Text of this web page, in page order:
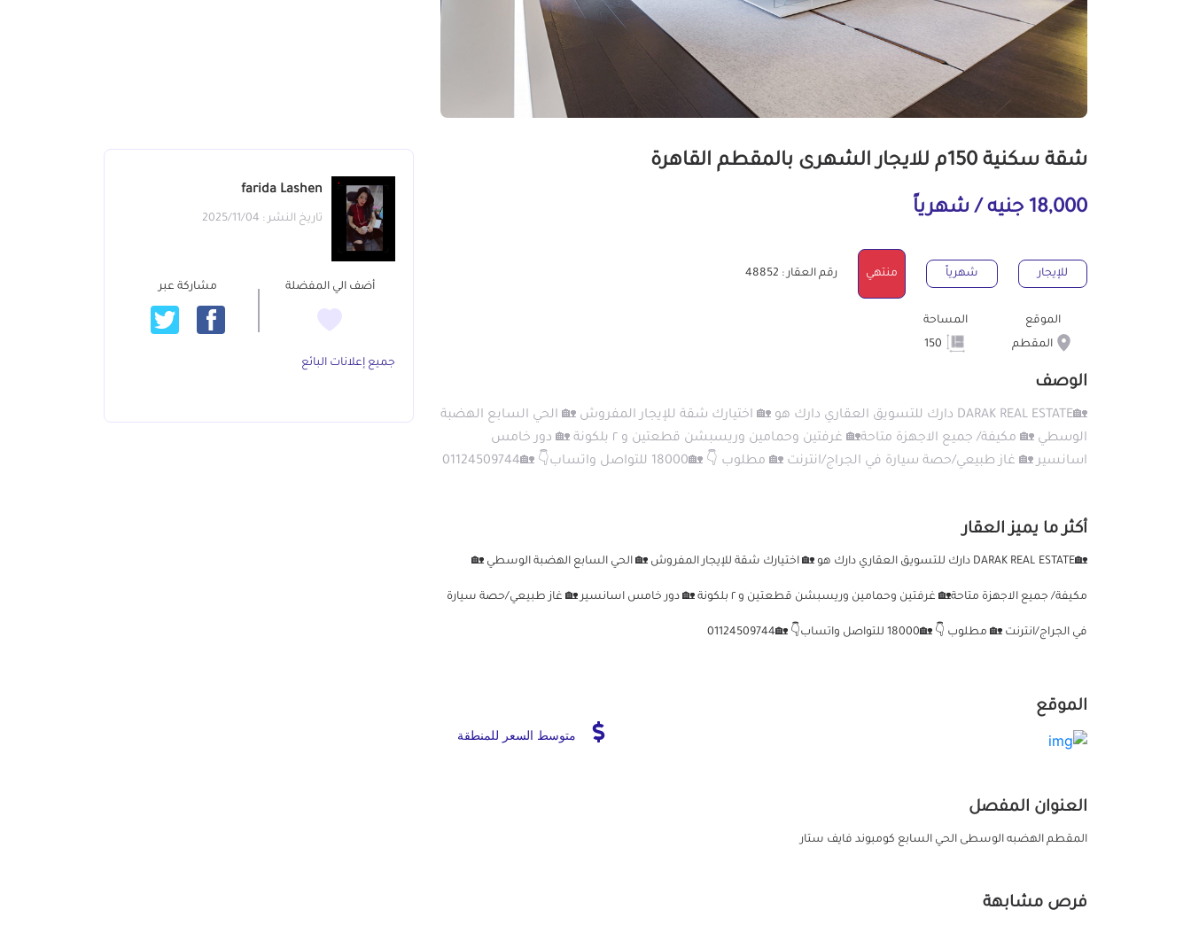
شقة سكنية 150م للايجار الشهرى بالمقطم القاهرة
18,000 جنيه / شهرياً
للإيجار شهرياً منتهي رقم العقار : 48852
الموقع
المقطم
المساحة
الوصف
🏡DARAK REAL ESTATE دارك للتسويق العقاري دارك هو 🏡 اختيارك شقة للإيجار المفروش 🏡 الحي السابع الهضبة
الوسطي 🏡 مكيفة/ جميع الاجهزة متاحة🏡 غرفتين وحمامين وريسبشن قطعتين و ٢ بلكونة 🏡 دور خامس
اسانسير 🏡 غاز طبيعي/حصة سيارة في الجراج/انترنت 🏡 مطلوب 👇 🏡18000 للتواصل واتساب👇 🏡01124509744
أكثر ما يميز العقار
🏡DARAK REAL ESTATE دارك للتسويق العقاري دارك هو 🏡 اختيارك شقة للإيجار المفروش 🏡 الحي السابع الهضبة الوسطي 🏡
مكيفة/ جميع الاجهزة متاحة🏡 غرفتين وحمامين وريسبشن قطعتين و ٢ بلكونة 🏡 دور خامس اسانسير 🏡 غاز طبيعي/حصة سيارة
في الجراج/انترنت 🏡 مطلوب 👇 🏡18000 للتواصل واتساب👇 🏡01124509744
الموقع
متوسط السعر للمنطقة
العنوان المفصل
المقطم الهضبه الوسطى الحي السابع كومبوند فايف ستار
farida Lashen
تاريخ النشر : 2025/11/04
أضف الي المفضلة مشاركة عبر
جميع إعلانات البائع
فرص مشابهة